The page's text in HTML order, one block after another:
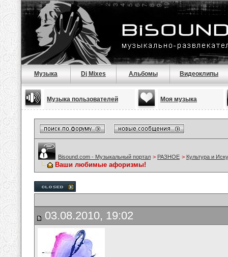
Музыка Dj Mixes Альбомы Видеоклипы
Музыка пользователей Моя музыка
Bisound.com - Музыкальный портал > РАЗНОЕ > Культура и
Ваши любимые афоризмы!
03.08.2010, 19:02